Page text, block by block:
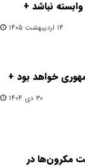
نباشد +
۱۴ اردیبهشت ۱۴۰۵
خواهد بود +
۳۰ دی ۱۴۰۴
مکرون‌ها در